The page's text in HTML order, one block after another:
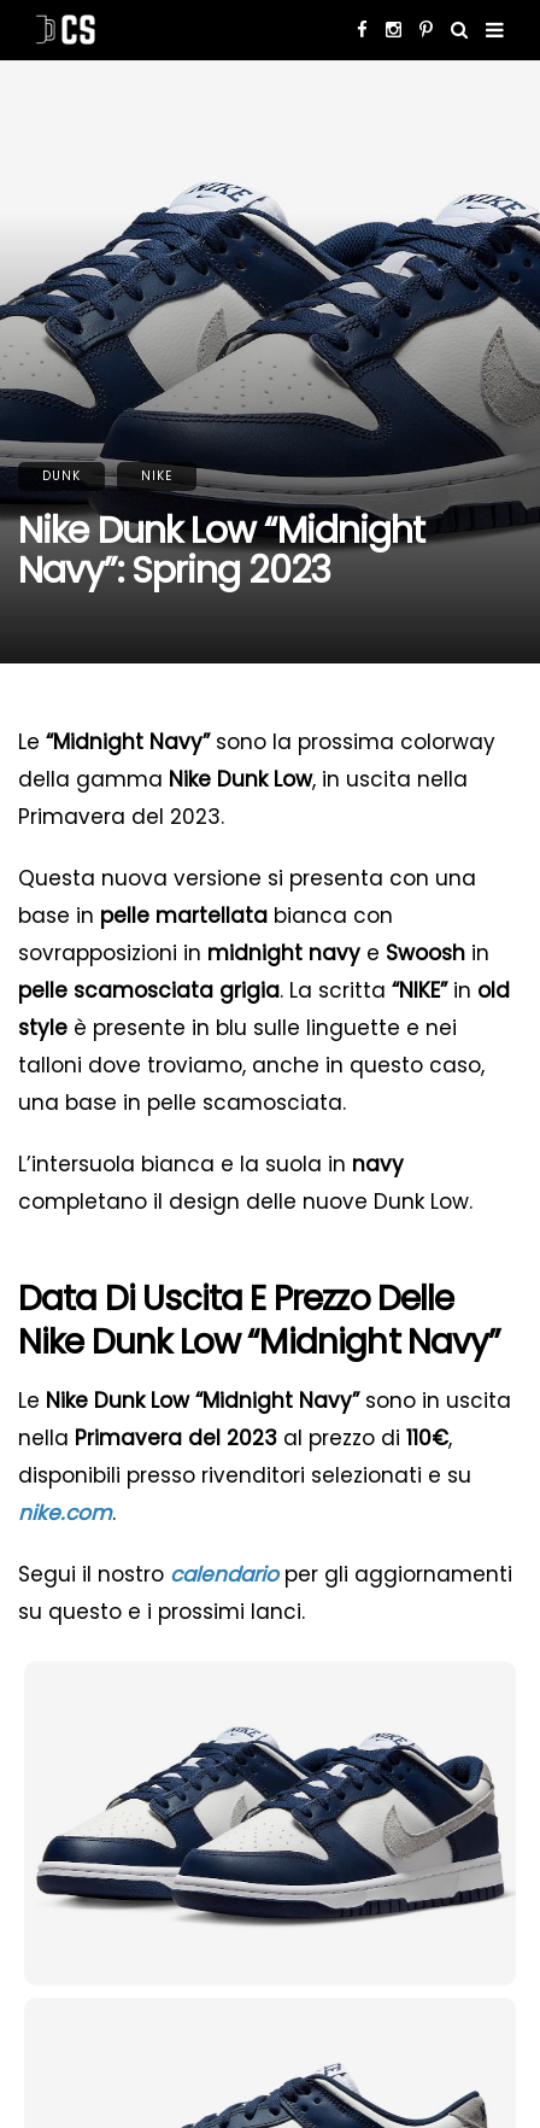
DUNK NIKE
Nike Dunk Low “Midnight
Navy”: Spring 2023
Le “Midnight Navy”sono la prossima colorway
della gamma Nike Dunk Low, in uscita nella
Primavera del 2023.
Questa nuova versione si presenta con una
base in pelle martellata bianca con
sovrapposizioni in midnight navy e Swoosh in
pelle scamosciata grigia. La scritta “NIKE”in old
style è presente in blu sulle linguette e nei
talloni dove troviamo, anche in questo caso,
una base in pelle scamosciata.
L’intersuola bianca e la suola in navy
completano il design delle nuove Dunk Low.
Data Di Uscita E Prezzo Delle
Nike Dunk Low “Midnight Navy”
Le Nike Dunk Low “Midnight Navy”sono in uscita
nella Primavera del 2023 al prezzo di 110€,
disponibili presso rivenditori selezionati e su
nike.com.
Segui il nostro calendarioper gli aggiornamenti
su questo e i prossimi lanci.